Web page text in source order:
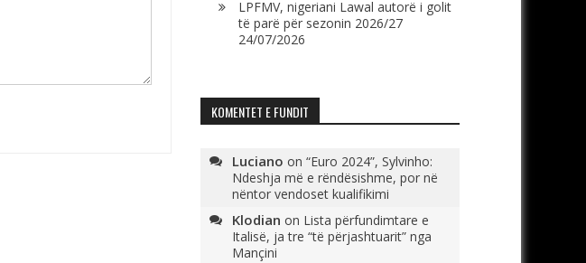
LPFMV, nigeriani Lawal autorë i golit
të parë për sezonin 2026/27
24/07/2026
KOMENTET E FUNDIT
Luciano on “Euro 2024”, Sylvinho:
Ndeshja më e rëndësishme, por në
nëntor vendoset kualifikimi
Klodian on Lista përfundimtare e
Italisë, ja tre “të përjashtuarit” nga
Mançini